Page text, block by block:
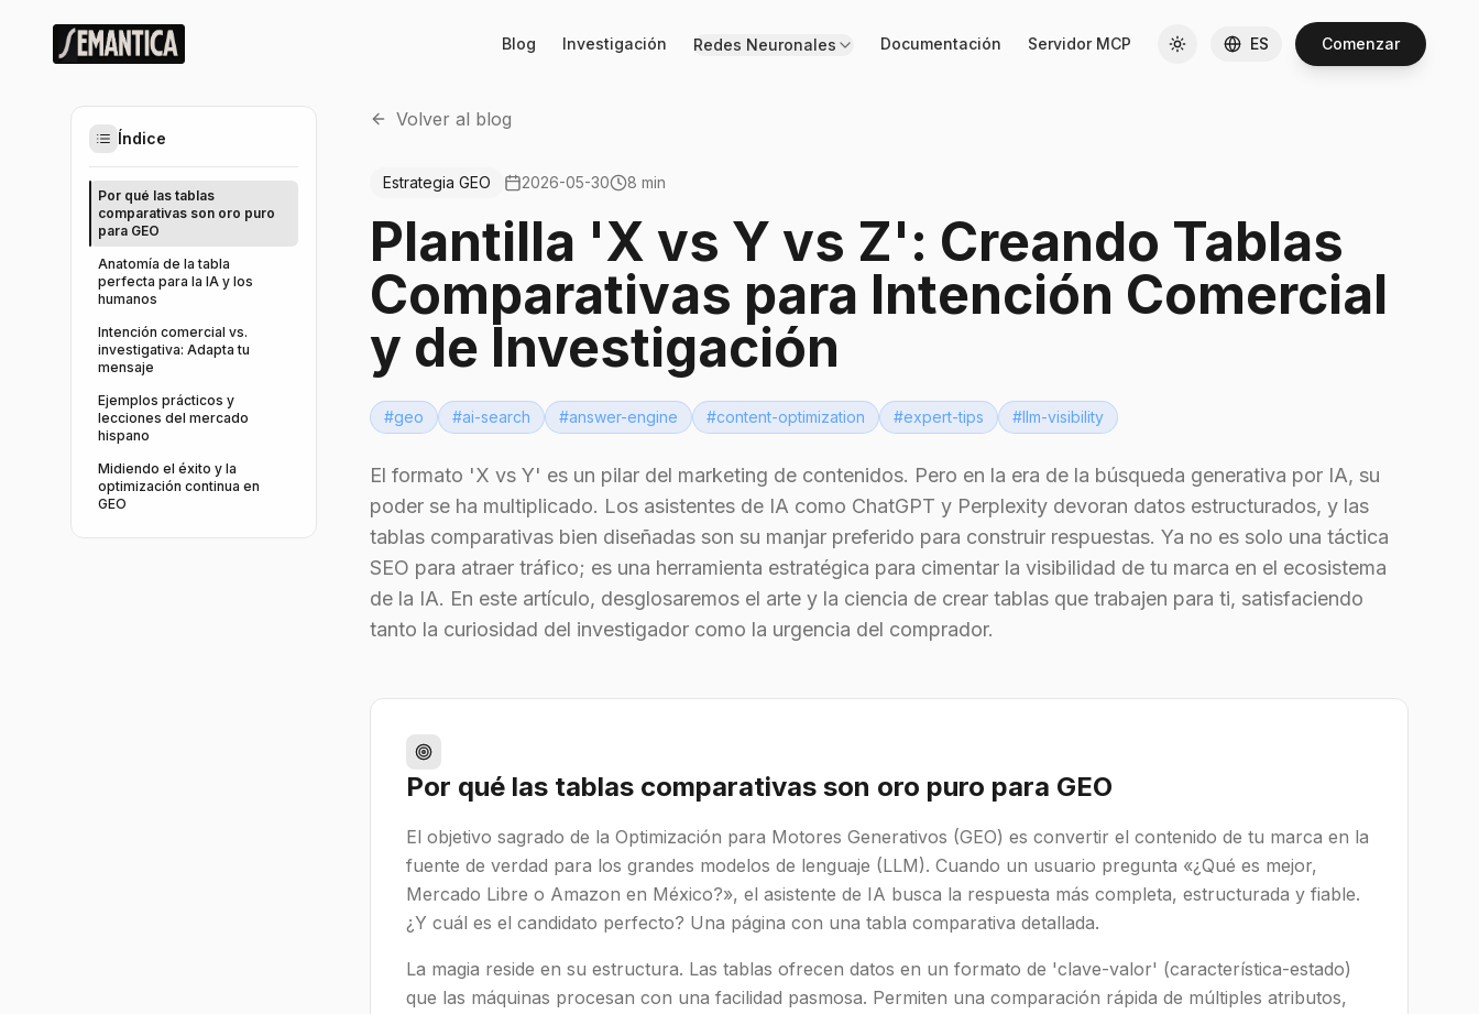
Blog Investigación Redes Neuronales Documentación Servidor MCP ES Comenzar
Índice
Por qué las tablas
comparativas son oro puro
para GEO
Anatomía de la tabla
perfecta para la IA y los
humanos
Intención comercial vs.
investigativa: Adapta tu
mensaje
Ejemplos prácticos y
lecciones del mercado
hispano
Midiendo el éxito y la
optimización continua en
GEO
Volver al blog
Estrategia GEO 2026-05-30 8 min
Plantilla 'X vs Y vs Z': Creando Tablas
Comparativas para Intención Comercial
y de Investigación
#geo #ai-search #answer-engine #content-optimization #expert-tips #llm-visibility
El formato 'X vs Y' es un pilar del marketing de contenidos. Pero en la era de la búsqueda generativa por IA, su
poder se ha multiplicado. Los asistentes de IA como ChatGPT y Perplexity devoran datos estructurados, y las
tablas comparativas bien diseñadas son su manjar preferido para construir respuestas. Ya no es solo una táctica
SEO para atraer tráfico; es una herramienta estratégica para cimentar la visibilidad de tu marca en el ecosistema
de la IA. En este artículo, desglosaremos el arte y la ciencia de crear tablas que trabajen para ti, satisfaciendo
tanto la curiosidad del investigador como la urgencia del comprador.
Por qué las tablas comparativas son oro puro para GEO
El objetivo sagrado de la Optimización para Motores Generativos (GEO) es convertir el contenido de tu marca en la
fuente de verdad para los grandes modelos de lenguaje (LLM). Cuando un usuario pregunta «¿Qué es mejor,
Mercado Libre o Amazon en México?», el asistente de IA busca la respuesta más completa, estructurada y fiable.
¿Y cuál es el candidato perfecto? Una página con una tabla comparativa detallada.
La magia reside en su estructura. Las tablas ofrecen datos en un formato de 'clave-valor' (característica-estado)
que las máquinas procesan con una facilidad pasmosa. Permiten una comparación rápida de múltiples atributos,